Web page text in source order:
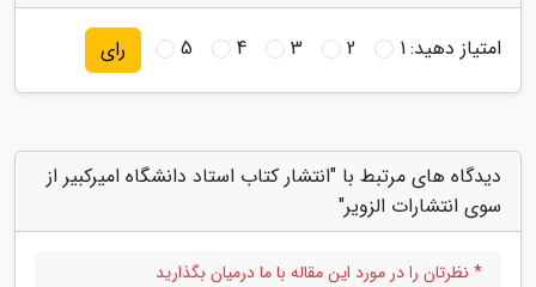
امتیاز دهید:1
2
3
4
5 رای
دیدگاه های مرتبط با "انتشار کتاب استاد دانشگاه امیرکبیر از
سوی انتشارات الزویر"
* نظرتان را در مورد این مقاله با ما درمیان بگذارید